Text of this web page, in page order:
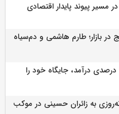
مسیر پیوند پایدار اقتصادی
در بازار؛ طارم هاشمی و دم‌سیاه
«کچاد» با رشد ۲۶ درصدی درآمد، جایگاه خود را
به زائران حسینی در موکب